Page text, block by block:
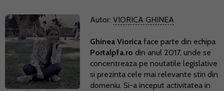
Autor: VIORICA GHINEA
Ghinea Viorica face parte din echipa
Portalpfa.ro din anul 2017, unde se
concentreaza pe noutatile legislative
si prezinta cele mai relevante stiri din
domeniu. Si-a inceput activitatea in